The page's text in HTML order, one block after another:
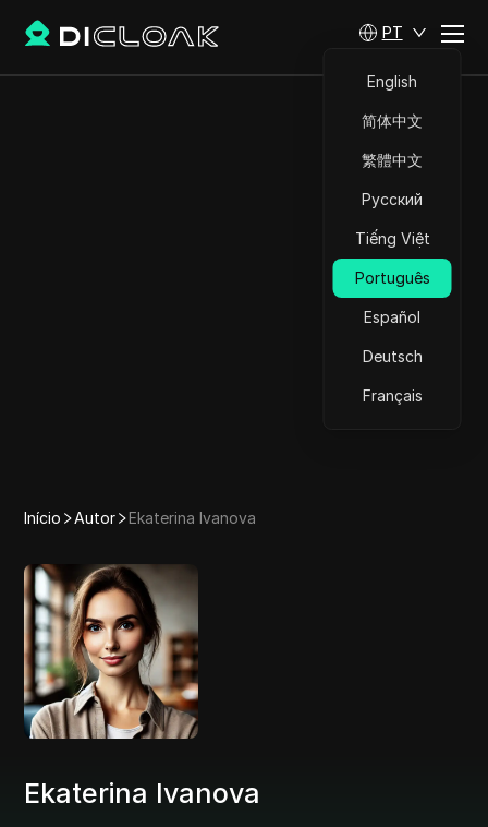
PT
English
简体中文
繁體中文
Русский
Tiếng Việt
Português
Español
Deutsch
Français
Início Autor Ekaterina Ivanova
Ekaterina Ivanova